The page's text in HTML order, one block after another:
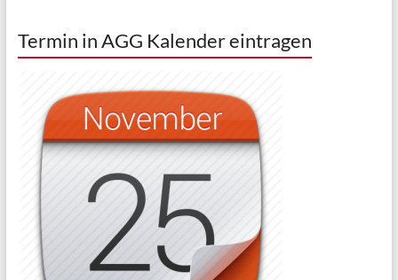
Termin in AGG Kalender eintragen